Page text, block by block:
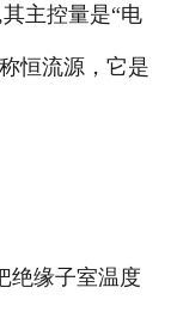
主控量是“电
恒流源，它是
绝缘子室温度